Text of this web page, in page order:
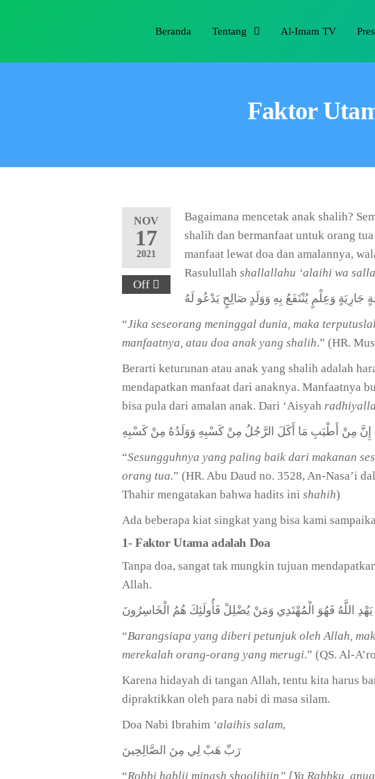
Beranda Tentang Al-Imam TV
Faktor
NOV
17
2021
Off
Bagaimana mencetak anak shalih?
shalih dan bermanfaat untuk orang
manfaat lewat doa dan amalannya,
Rasulullah shallallahu ‘alaihi wa
جَارِيَةٍ وَعِلْمٍ يُنْتَفَعُ بِهِ وَوَلَدٍ صَالِحٍ يَدْعُو لَهُ
“Jika seseorang meninggal dunia, maka
manfaatnya, atau doa anak yang shalih.” (HR.
Berarti keturunan atau anak yang shalih adalah
mendapatkan manfaat dari anaknya. Manfaatnya
bisa pula dari amalan anak. Dari ‘Aisyah
إِنَّ مِنْ أَطْيَبِ مَا أَكَلَ الرَّجُلُ مِنْ كَسْبِهِ وَوَلَدُهُ مِنْ كَسْبِهِ
“Sesungguhnya yang paling baik dari makanan
orang tua.” (HR. Abu Daud no. 3528, An-Nasa’i
Thahir mengatakan bahwa hadits ini shahih)
Ada beberapa kiat singkat yang bisa kami
1- Faktor Utama adalah Doa
Tanpa doa, sangat tak mungkin tujuan
Allah.
اللَّهُ فَهُوَ الْمُهْتَدِي وَمَنْ يُضْلِلْ فَأُولَئِكَ هُمُ الْخَاسِرُونَ
“Barangsiapa yang diberi petunjuk oleh Allah,
merekalah orang-orang yang merugi.” (QS. Al-
Karena hidayah di tangan Allah, tentu kita harus
dipraktikkan oleh para nabi di masa silam.
Doa Nabi Ibrahim ‘alaihis salam,
رَبِّ هَبْ لِي مِنَ الصَّالِحِينَ
“Robbi hablii minash shoolihiin” [Ya Rabbku,